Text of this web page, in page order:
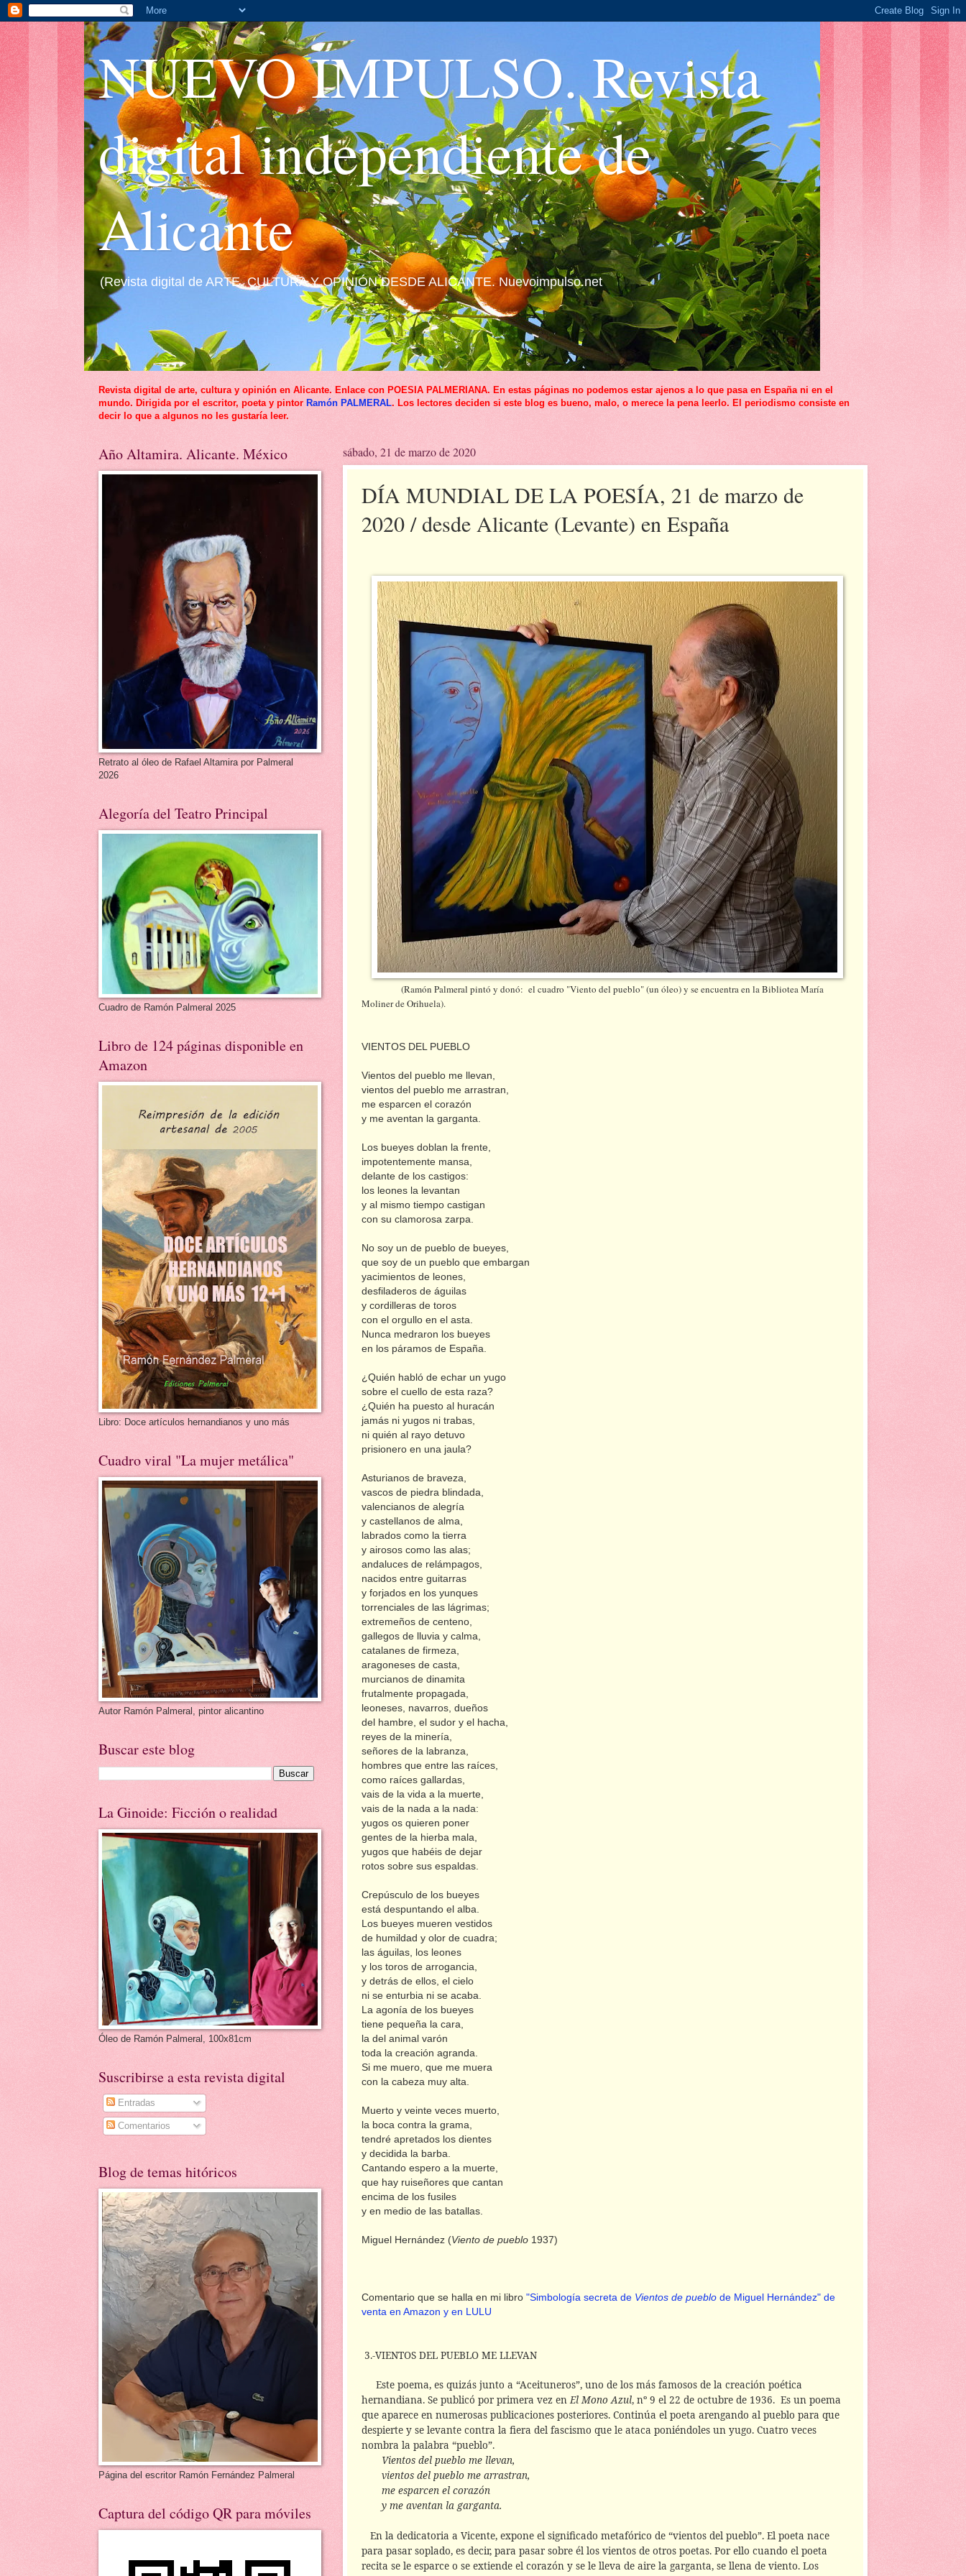
NUEVO IMPULSO. Revista
digital independiente de
Alicante
(Revista digital de ARTE, CULTURA Y OPINIÓN DESDE ALICANTE. Nuevoimpulso.net
Revista digital de arte, cultura y opinión en Alicante. Enlace con POESIA PALMERIANA. En estas páginas no podemos estar ajenos a lo que pasa en España ni en el
mundo. Dirigida por el escritor, poeta y pintor Ramón PALMERAL. Los lectores deciden si este blog es bueno, malo, o merece la pena leerlo. El periodismo consiste en
decir lo que a algunos no les gustaría leer.
sábado, 21 de marzo de 2020
DÍA MUNDIAL DE LA POESÍA, 21 de marzo de
2020 / desde Alicante (Levante) en España
(Ramón Palmeral pintó y donó: el cuadro "Viento del pueblo" (un óleo) y se encuentra en la Bibliotea María
Moliner de Orihuela).
VIENTOS DEL PUEBLO
Vientos del pueblo me llevan,
vientos del pueblo me arrastran,
me esparcen el corazón
y me aventan la garganta.
Los bueyes doblan la frente,
impotentemente mansa,
delante de los castigos:
los leones la levantan
y al mismo tiempo castigan
con su clamorosa zarpa.
No soy un de pueblo de bueyes,
que soy de un pueblo que embargan
yacimientos de leones,
desfiladeros de águilas
y cordilleras de toros
con el orgullo en el asta.
Nunca medraron los bueyes
en los páramos de España.
¿Quién habló de echar un yugo
sobre el cuello de esta raza?
¿Quién ha puesto al huracán
jamás ni yugos ni trabas,
ni quién al rayo detuvo
prisionero en una jaula?
Asturianos de braveza,
vascos de piedra blindada,
valencianos de alegría
y castellanos de alma,
labrados como la tierra
y airosos como las alas;
andaluces de relámpagos,
nacidos entre guitarras
y forjados en los yunques
torrenciales de las lágrimas;
extremeños de centeno,
gallegos de lluvia y calma,
catalanes de firmeza,
aragoneses de casta,
murcianos de dinamita
frutalmente propagada,
leoneses, navarros, dueños
del hambre, el sudor y el hacha,
reyes de la minería,
señores de la labranza,
hombres que entre las raíces,
como raíces gallardas,
vais de la vida a la muerte,
vais de la nada a la nada:
yugos os quieren poner
gentes de la hierba mala,
yugos que habéis de dejar
rotos sobre sus espaldas.
Crepúsculo de los bueyes
está despuntando el alba.
Los bueyes mueren vestidos
de humildad y olor de cuadra;
las águilas, los leones
y los toros de arrogancia,
y detrás de ellos, el cielo
ni se enturbia ni se acaba.
La agonía de los bueyes
tiene pequeña la cara,
la del animal varón
toda la creación agranda.
Si me muero, que me muera
con la cabeza muy alta.
Muerto y veinte veces muerto,
la boca contra la grama,
tendré apretados los dientes
y decidida la barba.
Cantando espero a la muerte,
que hay ruiseñores que cantan
encima de los fusiles
y en medio de las batallas.
Miguel Hernández (Viento de pueblo 1937)
Comentario que se halla en mi libro "Simbología secreta de Vientos de pueblo de Miguel Hernández" de
venta en Amazon y en LULU
3.-VIENTOS DEL PUEBLO ME LLEVAN
Este poema, es quizás junto a “Aceituneros”, uno de los más famosos de la creación poética
hernandiana. Se publicó por primera vez enEl Mono Azul, nº 9 el 22 de octubre de 1936. Es un poema
que aparece en numerosas publicaciones posteriores. Continúa el poeta arengando al pueblo para que
despierte y se levante contra la fiera del fascismo que le ataca poniéndoles un yugo. Cuatro veces
nombra la palabra “pueblo”.
Vientos del pueblo me llevan,
vientos del pueblo me arrastran,
me esparcen el corazón
y me aventan la garganta.
En la dedicatoria a Vicente, expone el significado metafórico de “vientos del pueblo”. El poeta nace
para pasar soplado, es decir, para pasar sobre él los vientos de otros poetas. Por ello cuando el poeta
recita se le esparce o se extiende el corazón y se le lleva de aire la garganta, se llena de viento. Los
Año Altamira. Alicante. México
Retrato al óleo de Rafael Altamira por Palmeral
2026
Alegoría del Teatro Principal
Cuadro de Ramón Palmeral 2025
Libro de 124 páginas disponible en
Amazon
Libro: Doce artículos hernandianos y uno más
Cuadro viral "La mujer metálica"
Autor Ramón Palmeral, pintor alicantino
Buscar este blog
La Ginoide: Ficción o realidad
Óleo de Ramón Palmeral, 100x81cm
Suscribirse a esta revista digital
Entradas
Comentarios
Blog de temas hitóricos
Página del escritor Ramón Fernández Palmeral
Captura del código QR para móviles